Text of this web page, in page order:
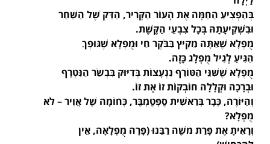
בְּהַפְצִיעַ הַחַמָּה אֶת הָעוֹר הַקָּרִיר, הַדַּק שֶׁל הַשַּׁחַר
וּבִשְׁקִיעָתָהּ בְּכָל צִבְעֵי הַקֶּשֶׁת.
מֻפְלָא שֶׁאַתָּה מֵקִיץ בַּבֹּקֶר חַי וּמֻפְלָא שֶׁגּוּפְךָ
הִגִּיעַ לְגִיל מֻפְלָג כָּזֶה.
מֻפְלָא שֶׁשִּׁנֵּי הַטּוֹרֵף נִנְעָצוֹת בְּדִיּוּק בִּבְשַׂר הַנִּטְרָף
וּבְרָכָה וּקְלָלָה חוֹבְקוֹת זוֹ אֶת זוֹ.
וְהַיּוֹרֶה, כְּבָר בְּרֵאשִׁית סֶפְּטֶמְבֶּר, כְּחוֹמָה שֶׁל אֲוִיר – לֹא
מֻפְלָא?
וְרָאִיתָ אֶת פָּרַת משֶׁה רַבֵּנוּ (פָּרָה מֻפְלָאָה, אֵין